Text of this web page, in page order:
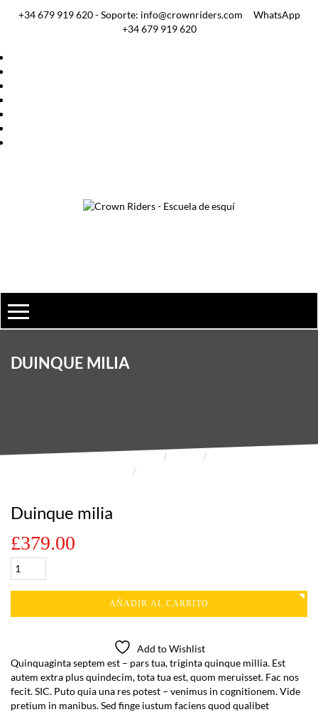
+34 679 919 620 - Soporte: info@crownriders.com WhatsApp
+34 679 919 620
DUINQUE MILIA
Duinque milia
£379.00
AÑADIR AL CARRITO
Add to Wishlist
Quinquaginta septem est – pars tua, triginta quinque millia. Est
autem extra plus quindecim, tota tua est, quom meruisset. Fac nos
fecit. SIC. Puto quia una res potest – venimus in cognitionem. Vide
pretium in manibus. Sed finge iustum faciens quod qualibet